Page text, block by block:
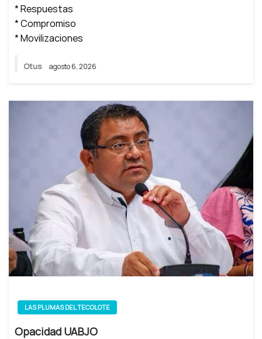
* Respuestas
* Compromiso
* Movilizaciones
Otus agosto 6, 2026
LAS PLUMAS DEL TECOLOTE
Opacidad UABJO